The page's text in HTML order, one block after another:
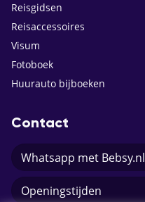
Reisgidsen
Reisaccessoires
Visum
Fotoboek
Huurauto bijboeken
Contact
Whatsapp met Bebsy.nl
Openingstijden